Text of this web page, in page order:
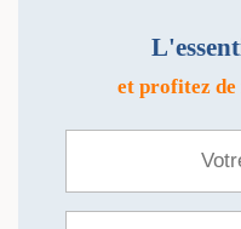
et profitez de